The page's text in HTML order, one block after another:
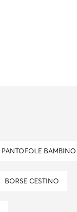
PANTOFOLE BAMBINO
BORSE CESTINO